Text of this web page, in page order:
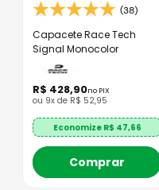
(38)
Capacete Race Tech
Signal Monocolor
R$ 428,90no PIX
ou 9x de R$ 52,95
Economize R$ 47,66
Comprar